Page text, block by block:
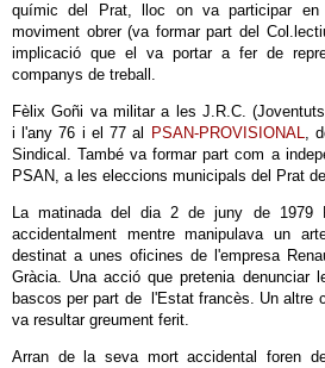
químic del Prat, lloc on va participar
moviment obrer (va formar part del
implicació que el va portar a fer de
companys de treball.
Fèlix Goñi va militar a les J.R.C.
i l'any 76 i el 77 al
PSAN-PROVISIONAL,
Sindical. També va formar part com a
PSAN, a les eleccions municipals del Prat
La matinada del dia 2 de juny de 1979
accidentalment mentre manipulava un
destinat a unes oficines de l'empresa
Gràcia. Una acció que pretenia denunciar
bascos per part de l'Estat francès. Un altre
va resultar greument ferit.
Arran de la seva mort accidental foren